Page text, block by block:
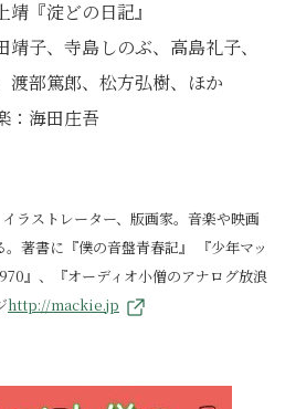
靖『淀どの日記』
子、寺島しのぶ、高島礼子、
渡部篤郎、松方弘樹、ほか
：海田庄吾
ラストレーター、版画家。音楽や映画
著書に『僕の音盤青春記』 『少年マッ
』、『オーディオ小僧のアナログ放浪
http://mackie.jp